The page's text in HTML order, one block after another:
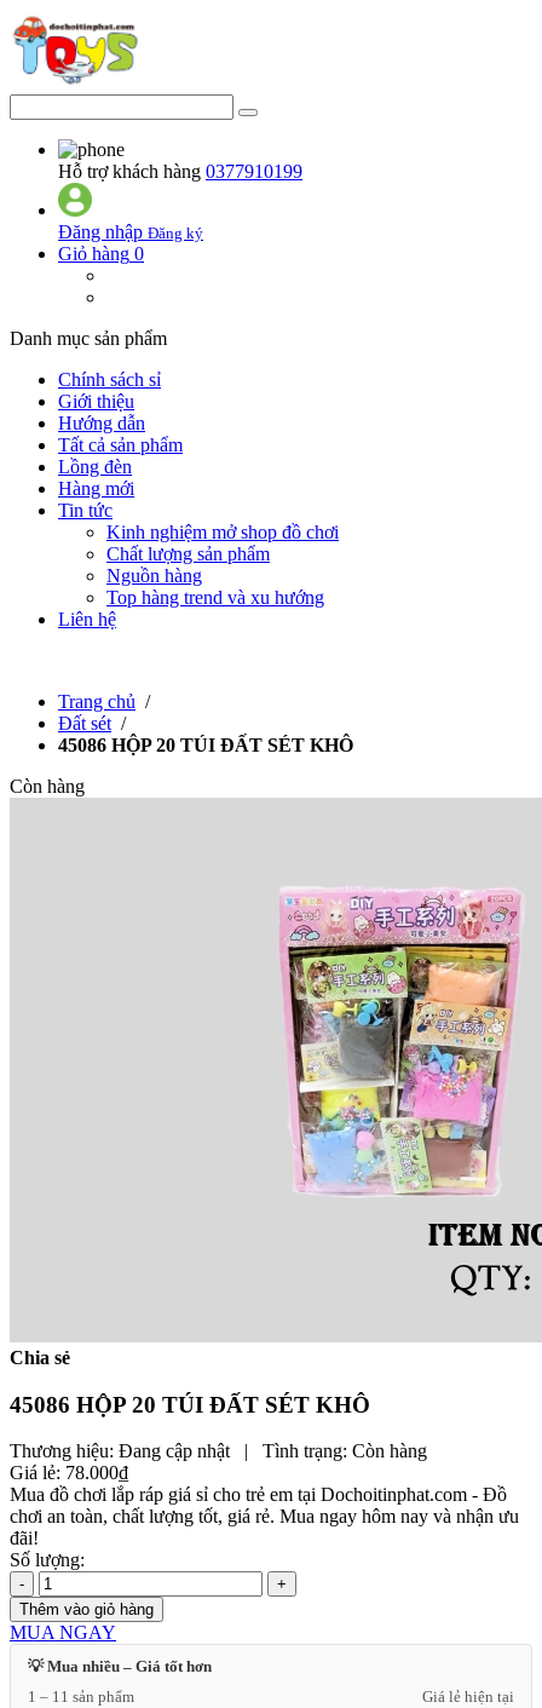
Hỗ trợ khách hàng 0377910199
Đăng nhập Đăng ký
Giỏ hàng 0
Danh mục sản phẩm
Chính sách sỉ
Giới thiệu
Hướng dẫn
Tất cả sản phẩm
Lồng đèn
Hàng mới
Tin tức
Kinh nghiệm mở shop đồ chơi
Chất lượng sản phẩm
Nguồn hàng
Top hàng trend và xu hướng
Liên hệ
Trang chủ /
Đất sét /
45086 HỘP 20 TÚI ĐẤT SÉT KHÔ
Còn hàng
Chia sẻ
45086 HỘP 20 TÚI ĐẤT SÉT KHÔ
Thương hiệu: Đang cập nhật | Tình trạng: Còn hàng
Giá lẻ: 78.000₫
Mua đồ chơi lắp ráp giá sỉ cho trẻ em tại Dochoitinphat.com - Đồ
chơi an toàn, chất lượng tốt, giá rẻ. Mua ngay hôm nay và nhận ưu
đãi!
Số lượng:
-
+
Thêm vào giỏ hàng
MUA NGAY
💡 Mua nhiều – Giá tốt hơn
1 – 11 sản phẩm
Giá lẻ hiện tại